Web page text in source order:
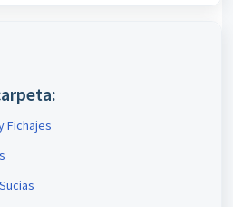
Fichajes